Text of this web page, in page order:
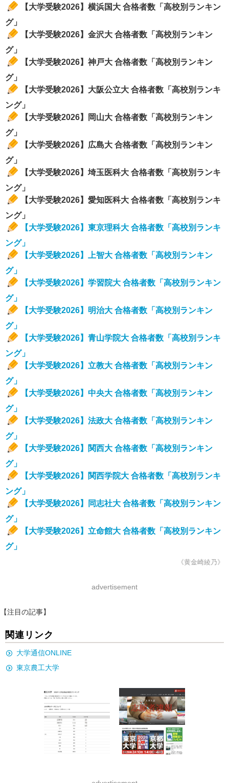
【大学受験2026】横浜国大 合格者数「高校別ランキン
グ」
【大学受験2026】金沢大 合格者数「高校別ランキン
グ」
【大学受験2026】神戸大 合格者数「高校別ランキン
グ」
【大学受験2026】大阪公立大 合格者数「高校別ランキ
ング」
【大学受験2026】岡山大 合格者数「高校別ランキン
グ」
【大学受験2026】広島大 合格者数「高校別ランキン
グ」
【大学受験2026】埼玉医科大 合格者数「高校別ランキ
ング」
【大学受験2026】愛知医科大 合格者数「高校別ランキ
ング」
【大学受験2026】東京理科大 合格者数「高校別ランキ
ング」
【大学受験2026】上智大 合格者数「高校別ランキン
グ」
【大学受験2026】学習院大 合格者数「高校別ランキン
グ」
【大学受験2026】明治大 合格者数「高校別ランキン
グ」
【大学受験2026】青山学院大 合格者数「高校別ランキ
ング」
【大学受験2026】立教大 合格者数「高校別ランキン
グ」
【大学受験2026】中央大 合格者数「高校別ランキン
グ」
【大学受験2026】法政大 合格者数「高校別ランキン
グ」
【大学受験2026】関西大 合格者数「高校別ランキン
グ」
【大学受験2026】関西学院大 合格者数「高校別ランキ
ング」
【大学受験2026】同志社大 合格者数「高校別ランキン
グ」
【大学受験2026】立命館大 合格者数「高校別ランキン
グ」
《黄金崎綾乃》
advertisement
【注目の記事】
関連リンク
大学通信ONLINE
東京農工大学